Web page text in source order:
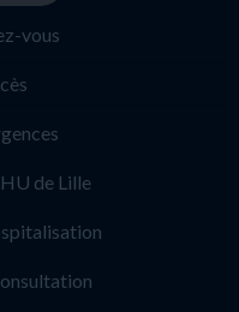
vous
de Lille